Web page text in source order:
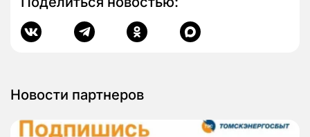
Новости партнеров